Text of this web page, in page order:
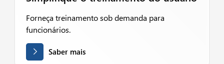
Forneça treinamento sob demanda para
funcionários.
Saber mais